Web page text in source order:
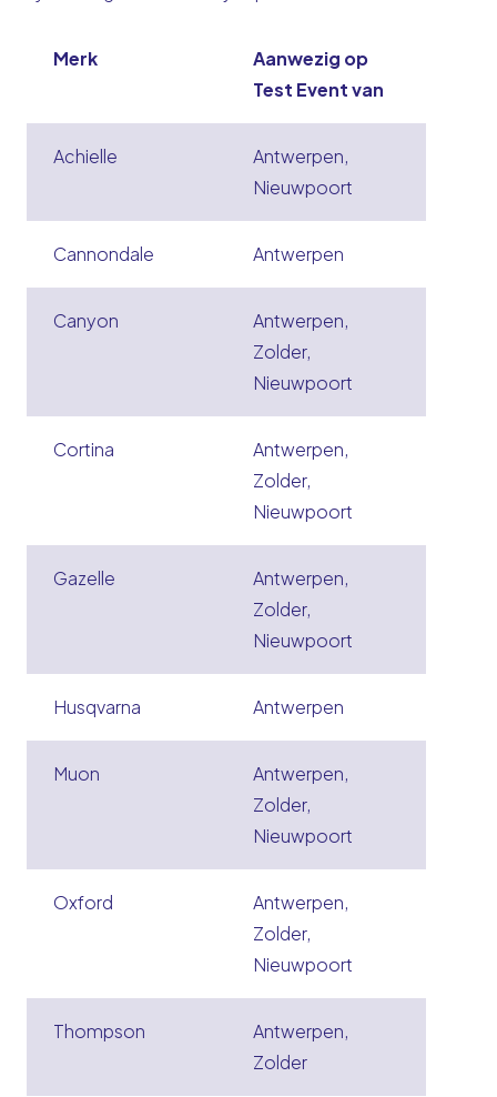
Merk
Aanwezig op
Test Event van
Achielle
Antwerpen,
Nieuwpoort
Cannondale Antwerpen
Canyon
Antwerpen,
Zolder,
Nieuwpoort
Cortina
Antwerpen,
Zolder,
Nieuwpoort
Gazelle
Antwerpen,
Zolder,
Nieuwpoort
Husqvarna Antwerpen
Muon
Antwerpen,
Zolder,
Nieuwpoort
Oxford
Antwerpen,
Zolder,
Nieuwpoort
Thompson
Antwerpen,
Zolder